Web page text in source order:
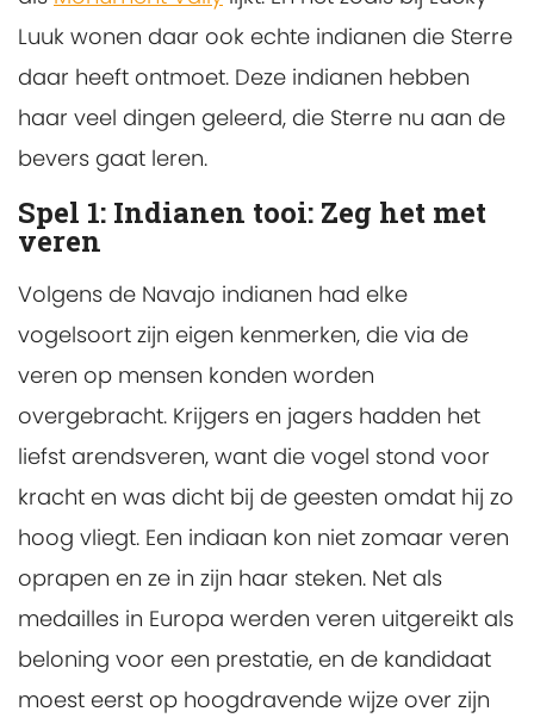
Luuk wonen daar ook echte indianen die Sterre
daar heeft ontmoet. Deze indianen hebben
haar veel dingen geleerd, die Sterre nu aan de
bevers gaat leren.
Spel 1: Indianen tooi: Zeg het met
veren
Volgens de Navajo indianen had elke
vogelsoort zijn eigen kenmerken, die via de
veren op mensen konden worden
overgebracht. Krijgers en jagers hadden het
liefst arendsveren, want die vogel stond voor
kracht en was dicht bij de geesten omdat hij zo
hoog vliegt. Een indiaan kon niet zomaar veren
oprapen en ze in zijn haar steken. Net als
medailles in Europa werden veren uitgereikt als
beloning voor een prestatie, en de kandidaat
moest eerst op hoogdravende wijze over zijn